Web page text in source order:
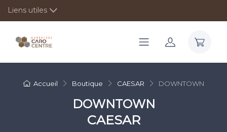
Liens utiles
Accueil Boutique CAESAR DOWNTOWN
DOWNTOWN
CAESAR